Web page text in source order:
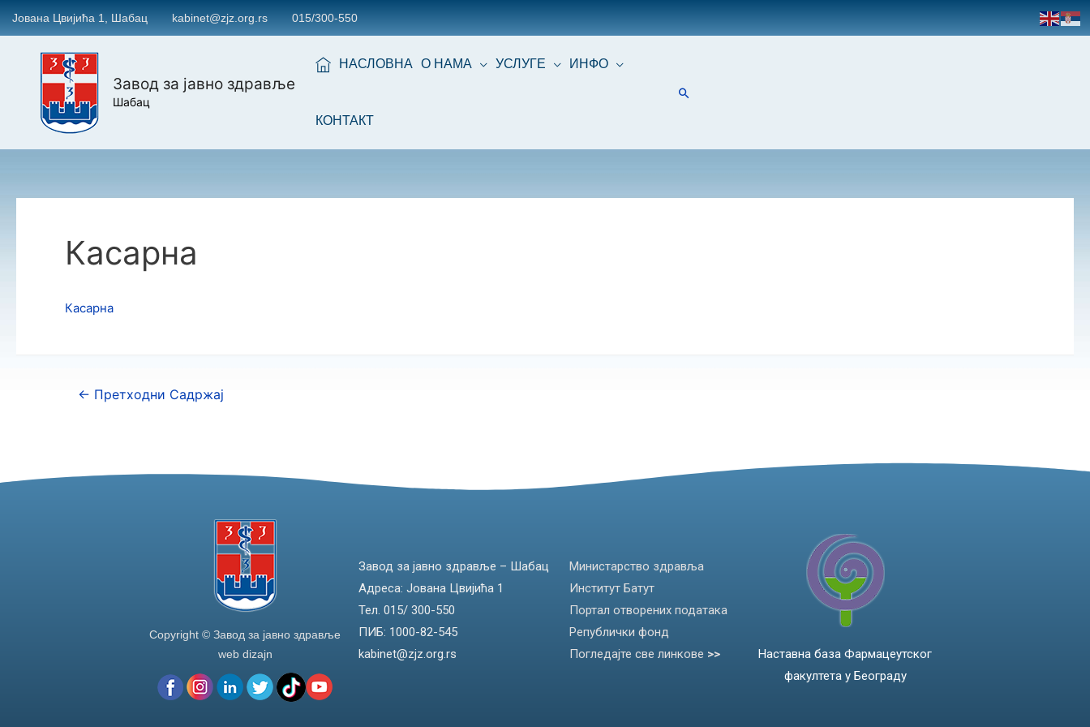
Јована Цвијића 1, Шабац kabinet@zjz.org.rs 015/300-550
Завод за јавно здравље
Шабац
НАСЛОВНА О НАМА УСЛУГЕ ИНФО
КОНТАКТ
Касарна
Касарна
← Претходни Садржај
Copyright © Завод за јавно здравље
web dizajn
Завод за јавно здравље – Шабац
Адреса: Јована Цвијића 1
Тел. 015/ 300-550
ПИБ: 1000-82-545
kabinet@zjz.org.rs
Министарство здравља
Институт Батут
Портал отворених података
Републички фонд
Погледајте све линкове >>
Наставна база Фармацеутског
факултета у Београду